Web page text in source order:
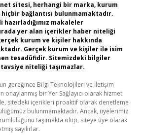
sitesi, herhangi bir marka, kurum
bağlantısı bulunmamaktadır.
hazırladığımız makaleler
yer alan içerikler haber niteliği
kurum ve kişiler hakkında
Gerçek kurum ve kişiler ile isim
tesadüfidir. Sitemizdeki bilgiler
niteliği taşımazlar.
gereğince Bilgi Teknolojileri ve İletişim
onaylanmış bir Yer Sağlayıcı olarak hizmet
sitedeki içerikleri proaktif olarak denetleme
bulunmamaktadır. Ancak, üyelerimiz
taşımakta olup, siteye üye olarak
sayılırlar.